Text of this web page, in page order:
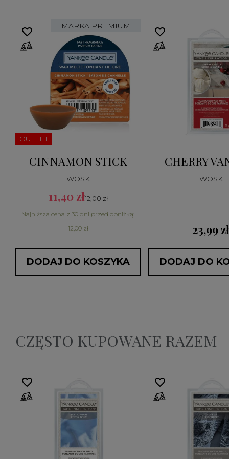
MARKA PREMIUM
OUTLET
CINNAMON STICK
WOSK
11,40 zł12,00 zł
Najniższa cena z 30 dni przed obniżką:
12,00 zł
DODAJ DO KOSZYKA
favorite_border
CHERRY
WOSK
23,99 zł
DODAJ DO
favorite_border
CZĘSTO KUPOWANE RAZEM
favorite_border favorite_border